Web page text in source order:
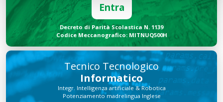
Entra
Decreto di Parità Scolastica N. 1139
Codice Meccanografico: MITNUQ500H
Tecnico Tecnologico
Informatico
Integr. Intelligenza artificiale & Robotica
Potenziamento madrelingua Inglese